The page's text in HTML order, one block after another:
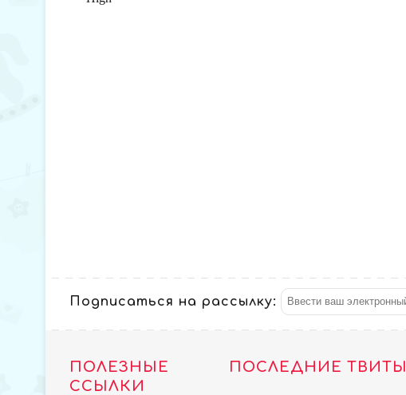
Подписаться на рассылку:
ПОЛЕЗНЫЕ
ССЫЛКИ
ПОСЛЕДНИЕ ТВИТЫ